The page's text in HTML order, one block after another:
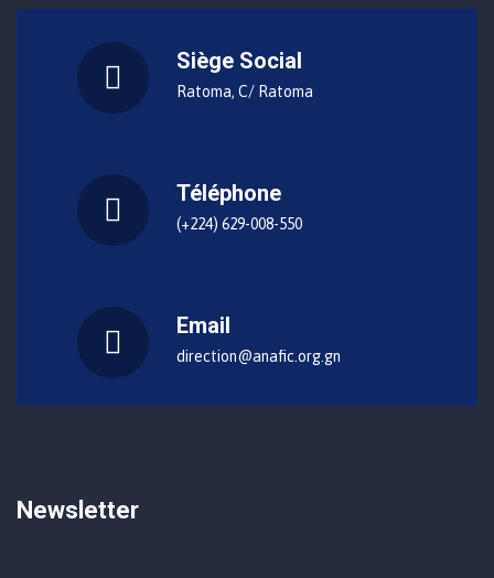
Siège Social
Ratoma, C/ Ratoma
Téléphone
(+224) 629-008-550
Email
direction@anafic.org.gn
Newsletter